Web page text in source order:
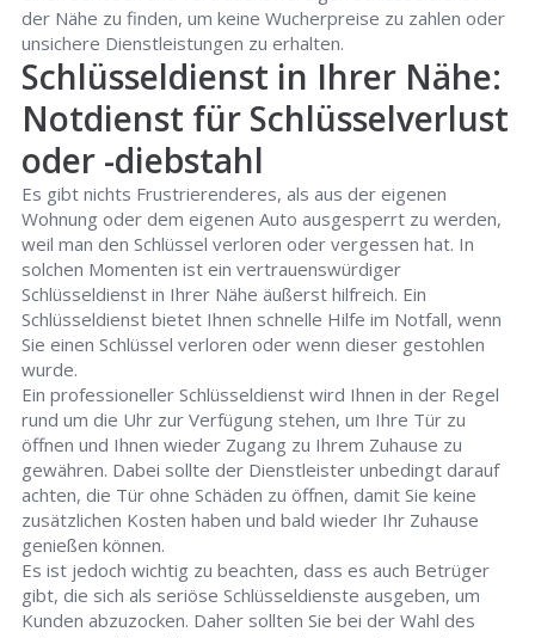
der Nähe zu finden, um keine Wucherpreise zu zahlen oder
unsichere Dienstleistungen zu erhalten.
Schlüsseldienst in Ihrer Nähe:
Notdienst für Schlüsselverlust
oder -diebstahl
Es gibt nichts Frustrierenderes, als aus der eigenen
Wohnung oder dem eigenen Auto ausgesperrt zu werden,
weil man den Schlüssel verloren oder vergessen hat. In
solchen Momenten ist ein vertrauenswürdiger
Schlüsseldienst in Ihrer Nähe äußerst hilfreich. Ein
Schlüsseldienst bietet Ihnen schnelle Hilfe im Notfall, wenn
Sie einen Schlüssel verloren oder wenn dieser gestohlen
wurde.
Ein professioneller Schlüsseldienst wird Ihnen in der Regel
rund um die Uhr zur Verfügung stehen, um Ihre Tür zu
öffnen und Ihnen wieder Zugang zu Ihrem Zuhause zu
gewähren. Dabei sollte der Dienstleister unbedingt darauf
achten, die Tür ohne Schäden zu öffnen, damit Sie keine
zusätzlichen Kosten haben und bald wieder Ihr Zuhause
genießen können.
Es ist jedoch wichtig zu beachten, dass es auch Betrüger
gibt, die sich als seriöse Schlüsseldienste ausgeben, um
Kunden abzuzocken. Daher sollten Sie bei der Wahl des